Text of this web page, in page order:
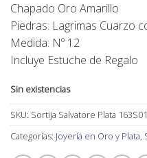
96,00€.
Chapado Oro Amarillo
Piedras: Lagrimas Cuarzo
Medida: Nº 12
Incluye Estuche de Regalo
Sin existencias
SKU: Sortija Salvatore Plata
Categorías: Joyería en Oro y Plata,